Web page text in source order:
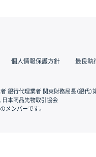
個人情報保護方針 最良執
銀行代理業者 関東財務局長（銀代
日本商品先物取引協会
メンバーです。